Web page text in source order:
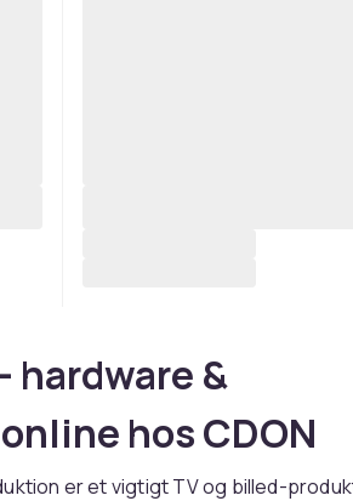
hardware &
hos CDON
er et vigtigt TV og billed-